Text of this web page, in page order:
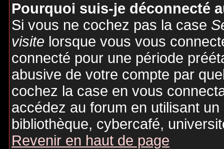
Pourquoi suis-je déconnecté
Si vous ne cochez pas la case
visitelorsque vous vous
connecté pour une période
abusive de votre compte par
cochez la case en vous
accédez au forum en utilisant
bibliothèque, cybercafé,
Revenir en haut de page